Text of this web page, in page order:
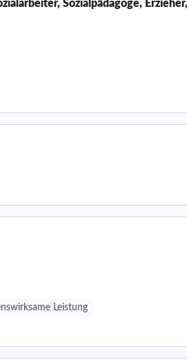
Sozialpädagoge, Erzieher,
Leistung